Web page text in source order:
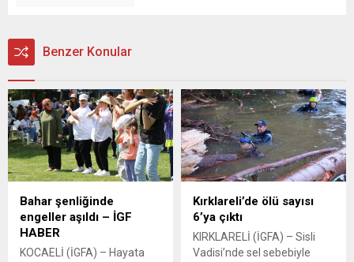
Benzer Konular
Bahar şenliğinde
engeller aşıldı – İGF
HABER
KOCAELİ (İGFA) – Hayata
Kırklareli’de ölü sayısı
6’ya çıktı
KIRKLARELİ (İGFA) – Sisli
Vadisi’nde sel sebebiyle